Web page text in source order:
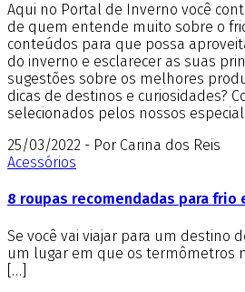
Aqui no Portal de Inverno você
de quem entende muito sobre o
conteúdos para que possa
do inverno e esclarecer as suas
sugestões sobre os melhores
dicas de destinos e curiosidades?
selecionados pelos nossos
25/03/2022 - Por Carina dos Reis
Acessórios
8 roupas recomendadas para frio
Se você vai viajar para um destino
um lugar em que os termômetros
[…]